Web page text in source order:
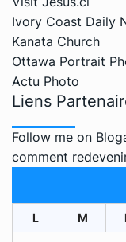
Ivory Coast Daily
Kanata Church
Ottawa Portrait
Actu Photo
Liens
Follow me on
comment
L M